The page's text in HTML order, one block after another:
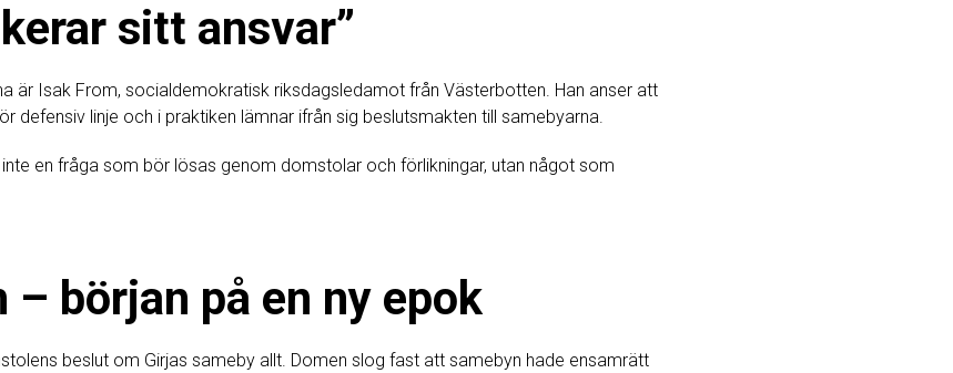
sitt ansvar”
är Isak From, socialdemokratisk riksdagsledamot från Västerbotten. Han anser att
defensiv linje och i praktiken lämnar ifrån sig beslutsmakten till samebyarna.
en fråga som bör lösas genom domstolar och förlikningar, utan något som
– början på en ny epok
beslut om Girjas sameby allt. Domen slog fast att samebyn hade ensamrätt